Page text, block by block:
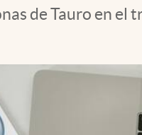
de Tauro en el